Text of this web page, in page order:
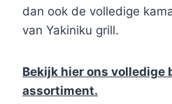
dan ook de volledige
van Yakiniku grill.
Bekijk hier ons volledige
assortiment.